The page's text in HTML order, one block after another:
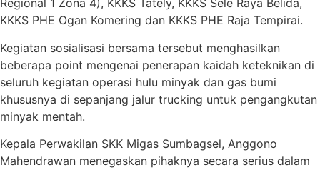
Regional 1 Zona 4), KKKS Tately, KKKS Sele Raya Belida,
KKKS PHE Ogan Komering dan KKKS PHE Raja Tempirai.
Kegiatan sosialisasi bersama tersebut menghasilkan
beberapa point mengenai penerapan kaidah keteknikan di
seluruh kegiatan operasi hulu minyak dan gas bumi
khususnya di sepanjang jalur trucking untuk pengangkutan
minyak mentah.
Kepala Perwakilan SKK Migas Sumbagsel, Anggono
Mahendrawan menegaskan pihaknya secara serius dalam